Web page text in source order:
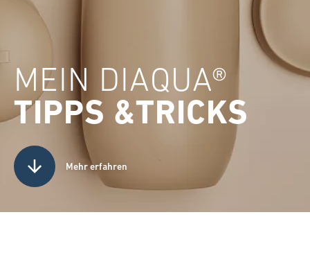
MEIN DIAQUA®
TIPPS &TRICKS
Mehr erfahren